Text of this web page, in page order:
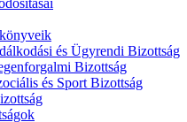
és Ügyrendi Bizottság
Bizottság
és Sport Bizottság